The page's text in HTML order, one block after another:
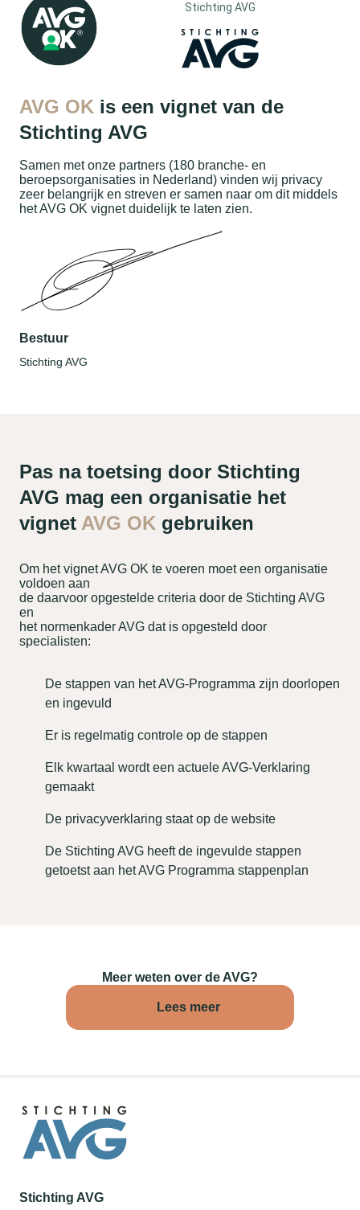
Stichting AVG
AVG OK is een vignet van de
Stichting AVG
Samen met onze partners (180 branche- en
beroepsorganisaties in Nederland) vinden wij privacy
zeer belangrijk en streven er samen naar om dit middels
het AVG OK vignet duidelijk te laten zien.
Bestuur
Stichting AVG
Pas na toetsing door Stichting
AVG mag een organisatie het
vignet AVG OK gebruiken
Om het vignet AVG OK te voeren moet een organisatie
voldoen aan
de daarvoor opgestelde criteria door de Stichting AVG
en
het normenkader AVG dat is opgesteld door
specialisten:
De stappen van het AVG-Programma zijn doorlopen
en ingevuld
Er is regelmatig controle op de stappen
Elk kwartaal wordt een actuele AVG-Verklaring
gemaakt
De privacyverklaring staat op de website
De Stichting AVG heeft de ingevulde stappen
getoetst aan het AVG Programma stappenplan
Meer weten over de AVG?
Lees meer
Stichting AVG